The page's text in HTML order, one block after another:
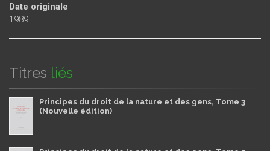
Date originale
1989
Titres liés
Principes du droit de la nature et des gens, Tome 3
(Nouvelle édition)